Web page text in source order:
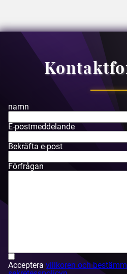
namn
E-postmeddelande
Bekräfta e-post
Förfrågan
Acceptera villkoren och